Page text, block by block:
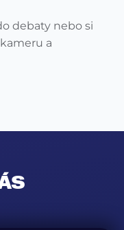
debaty nebo si
a